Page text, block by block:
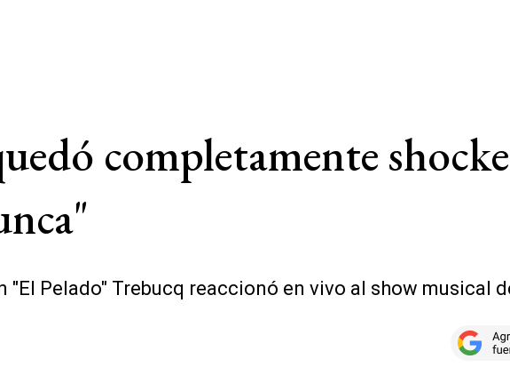
completamente
"El Pelado" Trebucq reaccionó en vivo al show musical